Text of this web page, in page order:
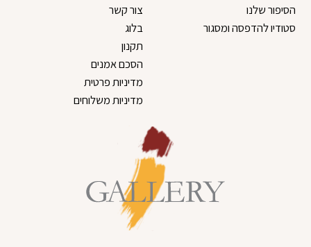
הסיפור שלנו
סטודיו להדפסה ומסגור
צור קשר
בלוג
תקנון
הסכם אמנים
מדיניות פרטית
מדיניות משלוחים